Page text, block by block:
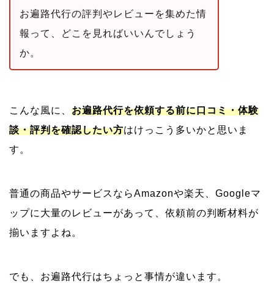
お遍路代行の評判やレビューを集めた情
報って、どこを見ればいいんでしょう
か。
こんな風に、 お遍路代行を依頼する前に口コミ・体験
談・評判を確認したい方はけっこう多いかと思いま
す。
普通の商品やサービスならAmazonや楽天、Googleマ
ップに大量のレビューがあって、依頼前の判断材料が
揃いますよね。
でも、お遍路代行はちょっと事情が違います。